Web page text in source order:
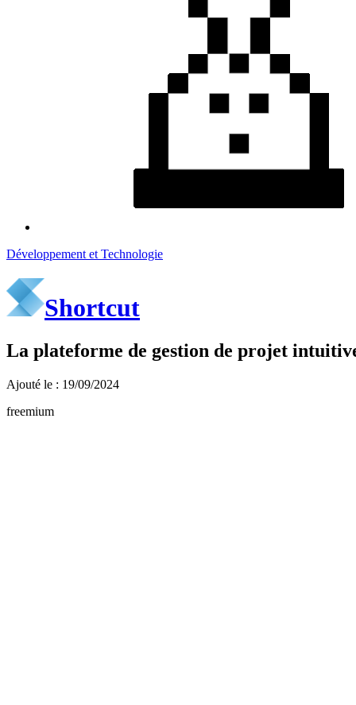
Développement et Technologie
Shortcut
La plateforme de gestion de projet
Ajouté le : 19/09/2024
freemium